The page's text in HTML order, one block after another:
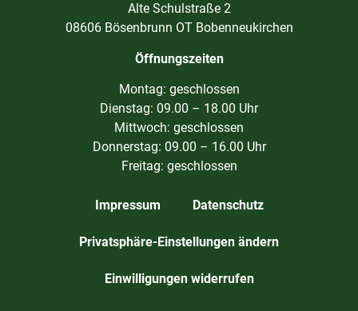
Alte Schulstraße 2
08606 Bösenbrunn OT Bobenneukirchen
Öffnungszeiten
Montag: geschlossen
Dienstag: 09.00 – 18.00 Uhr
Mittwoch: geschlossen
Donnerstag: 09.00 – 16.00 Uhr
Freitag: geschlossen
Impressum Datenschutz
Privatsphäre-Einstellungen ändern
Einwilligungen widerrufen